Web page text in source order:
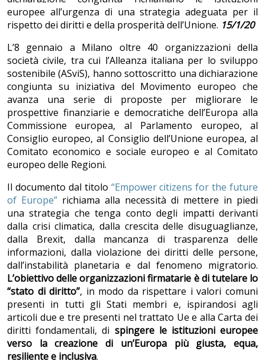
europee all’urgenza di una strategia adeguata per il
rispetto dei diritti e della prosperità dell’Unione. 15/1/20
L’8 gennaio a Milano oltre 40 organizzazioni della
società civile, tra cui l’Alleanza italiana per lo sviluppo
sostenibile (ASviS), hanno sottoscritto una dichiarazione
congiunta su iniziativa del Movimento europeo che
avanza una serie di proposte per migliorare le
prospettive finanziarie e democratiche dell’Europa alla
Commissione europea, al Parlamento europeo, al
Consiglio europeo, al Consiglio dell’Unione europea, al
Comitato economico e sociale europeo e al Comitato
europeo delle Regioni.
Il documento dal titolo “Empower citizens for the future
of Europe” richiama alla necessità di mettere in piedi
una strategia che tenga conto degli impatti derivanti
dalla crisi climatica, dalla crescita delle disuguaglianze,
dalla Brexit, dalla mancanza di trasparenza delle
informazioni, dalla violazione dei diritti delle persone,
dall’instabilità planetaria e dal fenomeno migratorio.
L’obiettivo delle organizzazioni firmatarie è di tutelare lo
“stato di diritto”, in modo da rispettare i valori comuni
presenti in tutti gli Stati membri e, ispirandosi agli
articoli due e tre presenti nel trattato Ue e alla Carta dei
diritti fondamentali, di spingere le istituzioni europee
verso la creazione di un’Europa più giusta, equa,
resiliente e inclusiva.